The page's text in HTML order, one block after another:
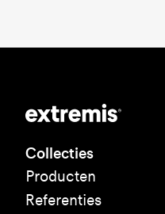
Collecties
Producten
Referenties